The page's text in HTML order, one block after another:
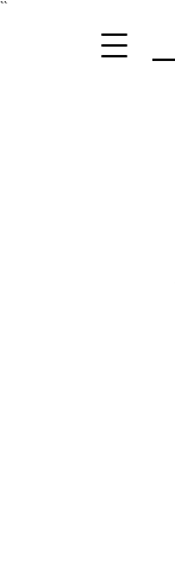
``​